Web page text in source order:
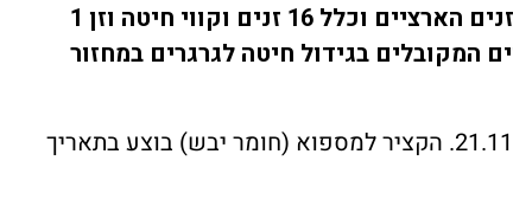
מבחן זני החיטה באזור הנגב המערבי מתקיים במסגרת מבחני הזנים הארציים וכלל 16 זנים וקווי חיטה וזן 1
המקובלים בגידול חיטה לגרגרים במחזור
זריעת המבחן התבצעה בתאריך 14.11.22 וההצצה התרחשה ב- 21.11.22. הקציר למספוא (חומר יבש) בוצע בתאריך